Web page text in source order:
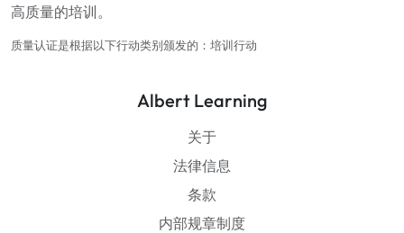
高质量的培训。
质量认证是根据以下行动类别颁发的：培训行动
Albert Learning
关于
法律信息
条款
内部规章制度